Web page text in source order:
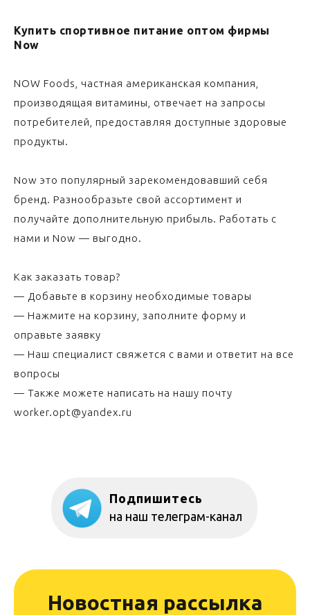
Купить спортивное питание оптом фирмы
Now
NOW Foods, частная американская компания,
производящая витамины, отвечает на запросы
потребителей, предоставляя доступные здоровые
продукты.
Now это популярный зарекомендовавший себя
бренд. Разнообразьте свой ассортимент и
получайте дополнительную прибыль. Работать с
нами и Now — выгодно.
Как заказать товар?
— Добавьте в корзину необходимые товары
— Нажмите на корзину, заполните форму и
оправьте заявку
— Наш специалист свяжется с вами и ответит на все
вопросы
— Также можете написать на нашу почту
worker.opt@yandex.ru
Подпишитесь
на наш телеграм-канал
Новостная рассылка